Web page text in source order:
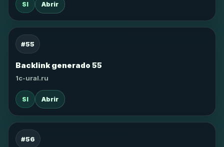
SI Abrir
#55
Backlink generado 55
1c-ural.ru
SI Abrir
#56